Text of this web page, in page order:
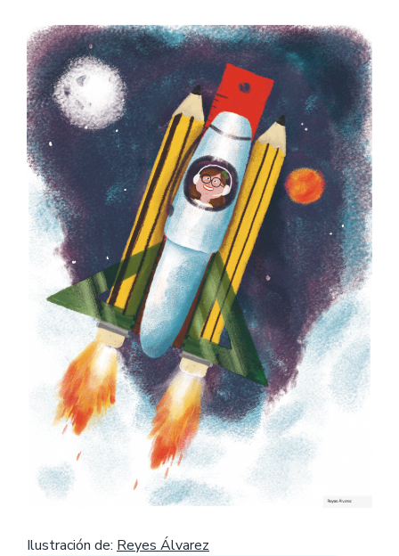
Ilustración de: Reyes Álvarez